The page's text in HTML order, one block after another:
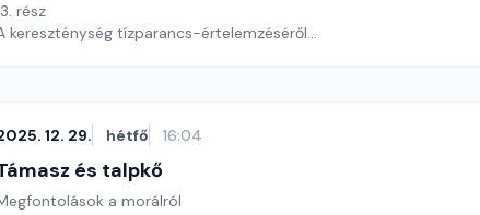
rész
kereszténység tízparancs-értelemzéséről
12. 29. hétfő 16:04
és talpkő
a morálról